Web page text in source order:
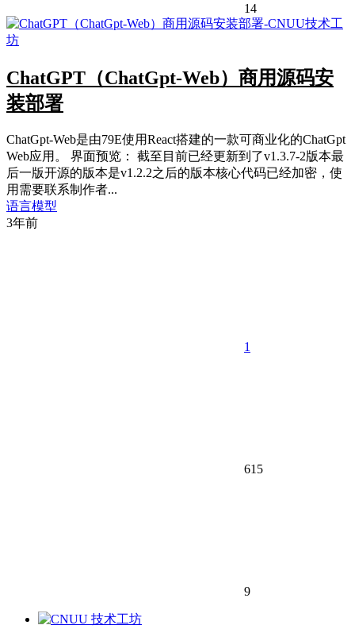
14
ChatGPT（ChatGpt-Web）商用源码安
装部署
ChatGpt-Web是由79E使用React搭建的一款可商业化的ChatGpt
Web应用。 界面预览： 截至目前已经更新到了v1.3.7-2版本最
后一版开源的版本是v1.2.2之后的版本核心代码已经加密，使
用需要联系制作者...
语言模型
3年前
1
615
9